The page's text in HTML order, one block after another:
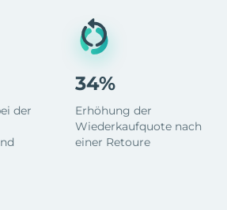
der
34%
Erhöhung der
Wiederkaufquote nach
einer Retoure